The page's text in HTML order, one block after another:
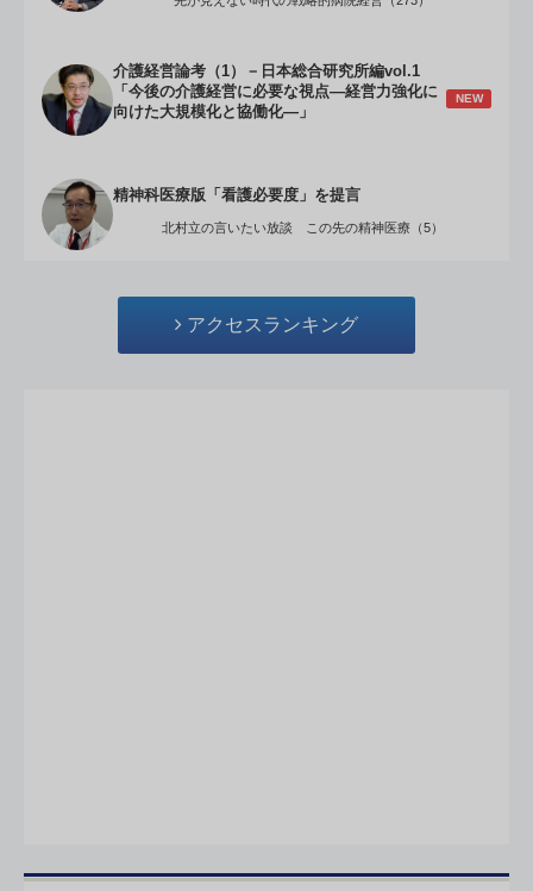
介護経営論考（1）－日本総合研究所編vol.1
「今後の介護経営に必要な視点―経営力強化に
向けた大規模化と協働化―」
NEW
精神科医療版「看護必要度」を提言
北村立の言いたい放談 この先の精神医療（5）
アクセスランキング